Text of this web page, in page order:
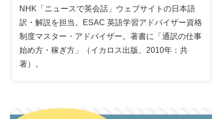
NHK「ニュースで英会話」ウェブサイトの日本語
訳・解説を担当。ESAC 英語学習アドバイザー資格
制度マスター・アドバイザー。著書に「通訳の仕事
始め方・稼ぎ方」（イカロス出版、2010年：共
著）。